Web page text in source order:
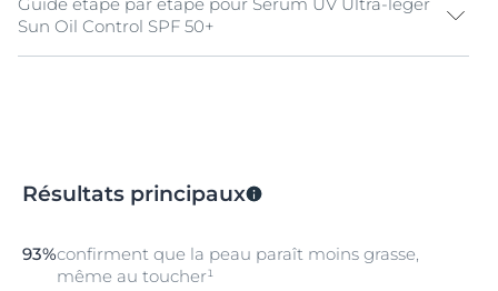
Sun Oil Control SPF 50+
Appliquer sur le visage, le cou et le décolleté propres
complète et éviter tout contact avec les yeux.
RENOUVELER L'APPLICATION
Résultats principaux
93%confirment que la peau paraît moins grasse,
même au toucher¹